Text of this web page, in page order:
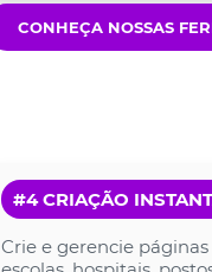
CONHEÇA NOSSAS
#4 CRIAÇÃO
Crie e gerencie